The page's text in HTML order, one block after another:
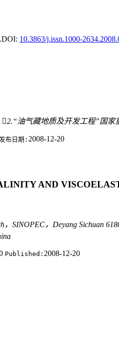
DOI: 10.3863/j.issn.1000-
油气藏地质及开发工程”国
布日期: 2008-12-20
AND
，SINOPEC，Deyang Sichuan
Published: 2008-12-20